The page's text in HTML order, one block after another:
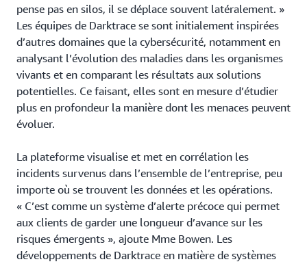
pense pas en silos, il se déplace souvent latéralement. »
Les équipes de Darktrace se sont initialement inspirées
d’autres domaines que la cybersécurité, notamment en
analysant l’évolution des maladies dans les organismes
vivants et en comparant les résultats aux solutions
potentielles. Ce faisant, elles sont en mesure d’étudier
plus en profondeur la manière dont les menaces peuvent
évoluer.
La plateforme visualise et met en corrélation les
incidents survenus dans l’ensemble de l’entreprise, peu
importe où se trouvent les données et les opérations.
« C’est comme un système d’alerte précoce qui permet
aux clients de garder une longueur d’avance sur les
risques émergents », ajoute Mme Bowen. Les
développements de Darktrace en matière de systèmes